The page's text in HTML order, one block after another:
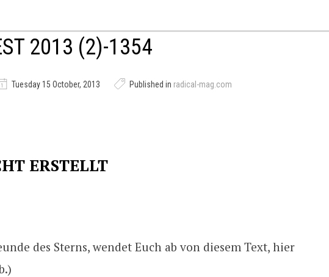
2013 (2)-1354
Tuesday 15 October, 2013 Published in radical-mag.com
ERSTELLT
des Sterns, wendet Euch ab von diesem Text, hier